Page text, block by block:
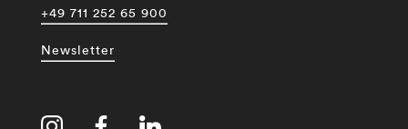
+49 711 252 65 900
Newsletter